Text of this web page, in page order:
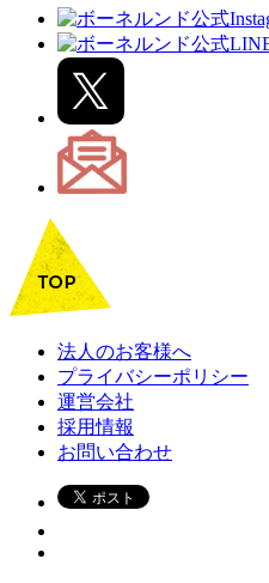
法人のお客様へ
プライバシーポリシー
運営会社
採用情報
お問い合わせ